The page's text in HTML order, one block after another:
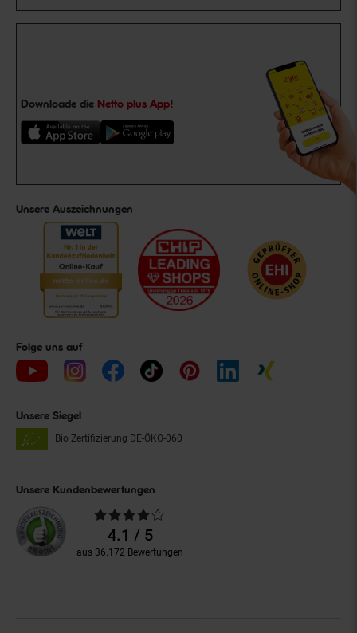
Downloade die Netto plus App!
Unsere Auszeichnungen
Folge uns auf
Unsere Siegel
Bio Zertifizierung DE-ÖKO-060
Unsere Kundenbewertungen
Durchschnittliche
Bewertungen4.1 / 5
aus 36.172 Bewertungen